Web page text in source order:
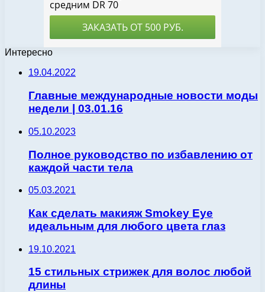
Интересно
19.04.2022
Главные международные новости моды
недели | 03.01.16
05.10.2023
Полное руководство по избавлению от
каждой части тела
05.03.2021
Как сделать макияж Smokey Eye
идеальным для любого цвета глаз
19.10.2021
15 стильных стрижек для волос любой
длины